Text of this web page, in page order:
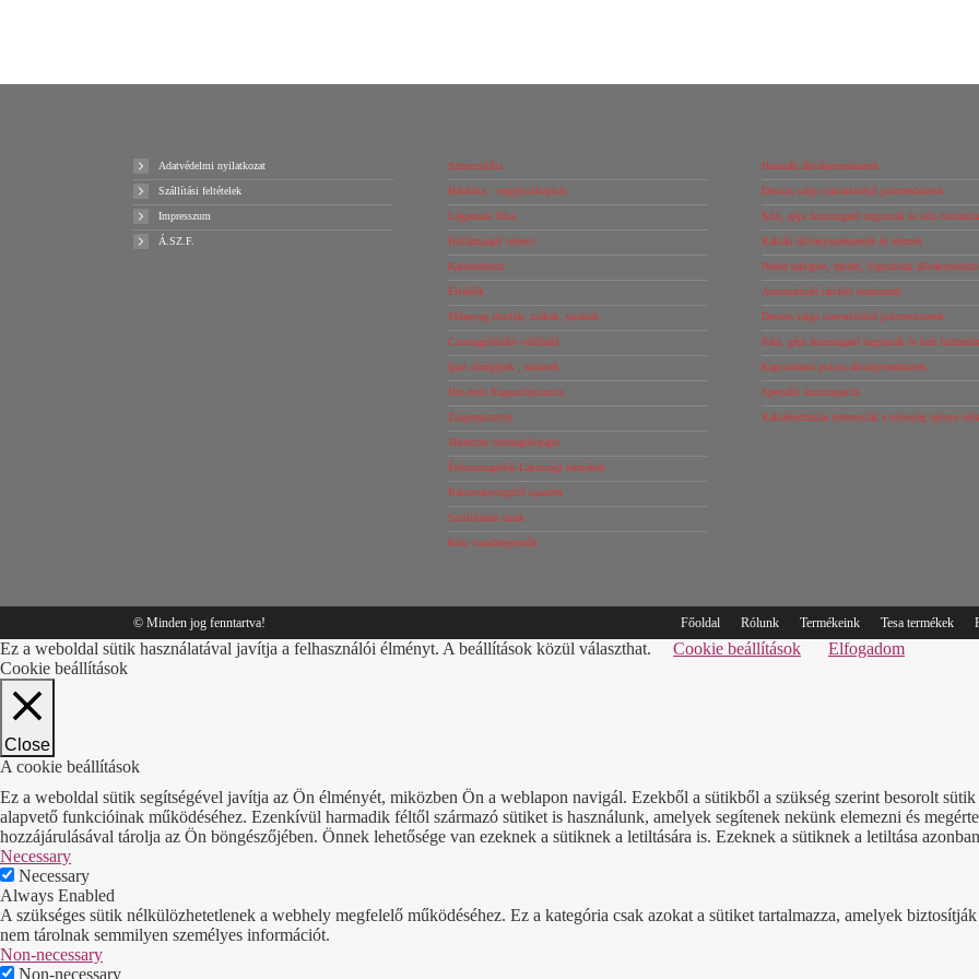
Adatvédelmi nyilatkozat
Szállítási feltételek
Impresszum
Á.SZ.F.
Sztreccsfólia
Habfólia – rezgéscsillapítás
Légpárnás fólia
Hullámpapír tekercs
Kartondoboz
Élvédők
Műanyag tömlők, zsákok, tasakok
Csomagolóháló védőháló
Ipari tűzőgépek , tackerek
Hot-melt Ragasztópisztoly
Zsugorpisztoly
Tekercses csomagolópapír
Ételcsomagolás-Lakossági termékek
Rakományrögzítő spanifer
Simítózáras tasak
Kézi vonalhegesztők
Használt állványrendszerek
Dexion salgo csavarkötésű polcrendszerek
Kézi, gépi árumozgató targoncák és kézi
Raktári állványszerkezetek és elemek
Nehéz raklapos, raktári, logisztikai
Automatizált tárolási rendszerek
Dexion salgo csavarkötésű polcrendszerek
Kézi, gépi árumozgató targoncák és kézi
Kapcsolható polcos állványrendszerek
Speciális árumozgatók
Raktártechnikai referenciák a teljesség igénye
© Minden jog fenntartva! Főoldal Rólunk Termékeink Tesa termékek
Ez a weboldal sütik használatával javítja a felhasználói élményt. A beállítások közül választhat. Cookie beállítások
Elfogadom
Cookie beállítások
Close
A cookie beállítások
Ez a weboldal sütik segítségével javítja az Ön élményét, miközben Ön a weblapon navigál. Ezekből a sütikből a szükség szerint besorolt
alapvető funkcióinak működéséhez. Ezenkívül harmadik féltől származó sütiket is használunk, amelyek segítenek nekünk elemezni és
hozzájárulásával tárolja az Ön böngészőjében. Önnek lehetősége van ezeknek a sütiknek a letiltására is. Ezeknek a sütiknek a letiltása
Necessary
Necessary
Always Enabled
A szükséges sütik nélkülözhetetlenek a webhely megfelelő működéséhez. Ez a kategória csak azokat a sütiket tartalmazza, amelyek
nem tárolnak semmilyen személyes információt.
Non-necessary
Non-necessary